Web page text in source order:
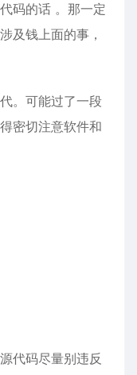
码的话 。那一定
及钱上面的事，
。可能过了一段
密切注意软件和
代码尽量别违反